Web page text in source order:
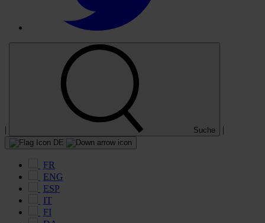
| Suche |
DE
FR
ENG
ESP
IT
FI